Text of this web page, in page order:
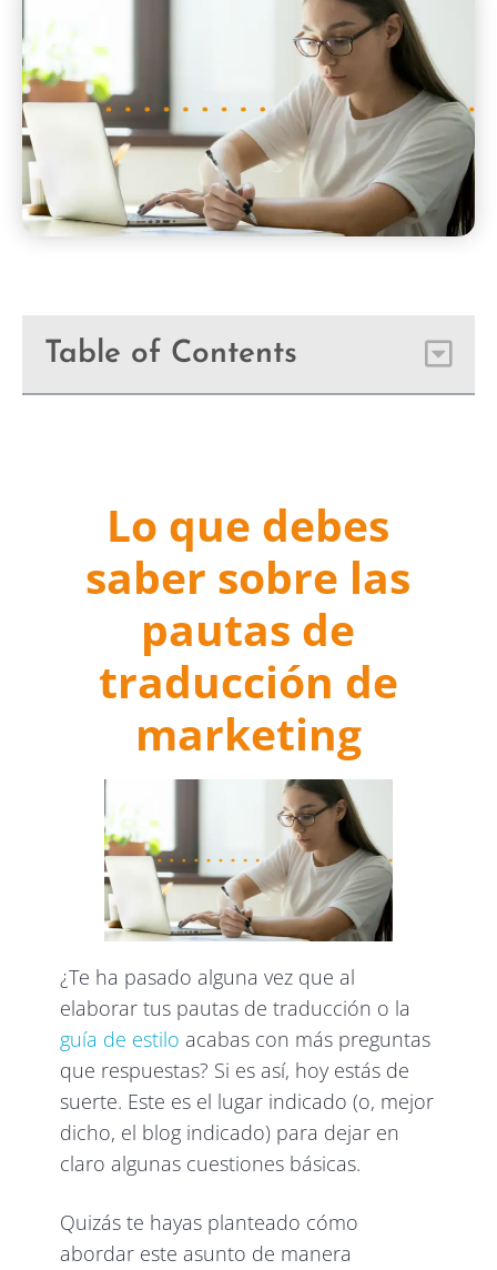
Table of Contents
Lo que debes
saber sobre las
pautas de
traducción de
marketing
¿Te ha pasado alguna vez que al
elaborar tus pautas de traducción o la
guía de estilo acabas con más preguntas
que respuestas? Si es así, hoy estás de
suerte. Este es el lugar indicado (o, mejor
dicho, el blog indicado) para dejar en
claro algunas cuestiones básicas.
Quizás te hayas planteado cómo
abordar este asunto de manera